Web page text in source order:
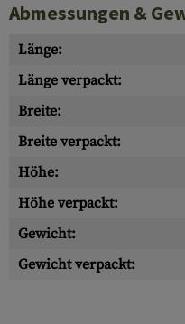
Abmessungen &
Länge:
Länge verpackt:
Breite:
Breite verpackt:
Höhe:
Höhe verpackt:
Gewicht:
Gewicht verpackt: